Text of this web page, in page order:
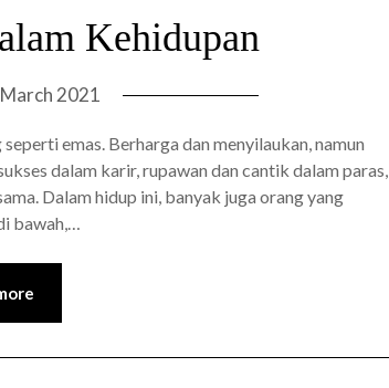
Kehidupan
2021
emas. Berharga dan menyilaukan, namun
dalam karir, rupawan dan cantik dalam paras,
Dalam hidup ini, banyak juga orang yang
bawah,…